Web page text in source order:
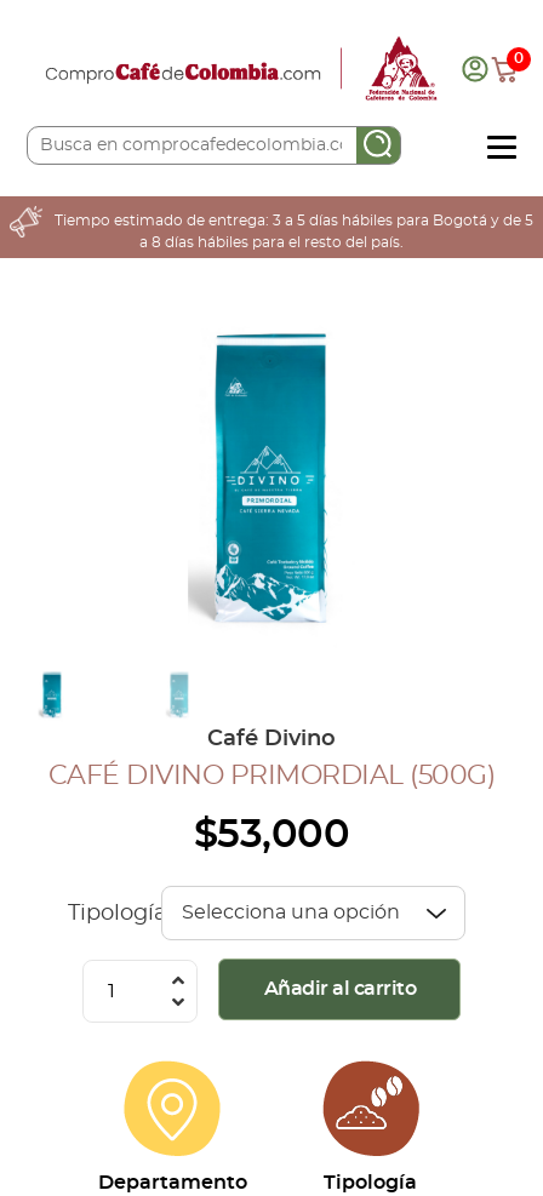
0
COMPRA AQUÍ
COLOMBIA CAFETERA
COLECCIÓN CAFETERA
INGRESAR
Inicia Sesión
Tiempo estimado de entrega: 3 a 5 días hábiles para Bogotá y de 5
a 8 días hábiles para el resto del país.
Café Divino
CAFÉ DIVINO PRIMORDIAL (500G)
$53,000
Tipología
(500G)
cantidad
Añadir al carrito
Departamento
Tipología